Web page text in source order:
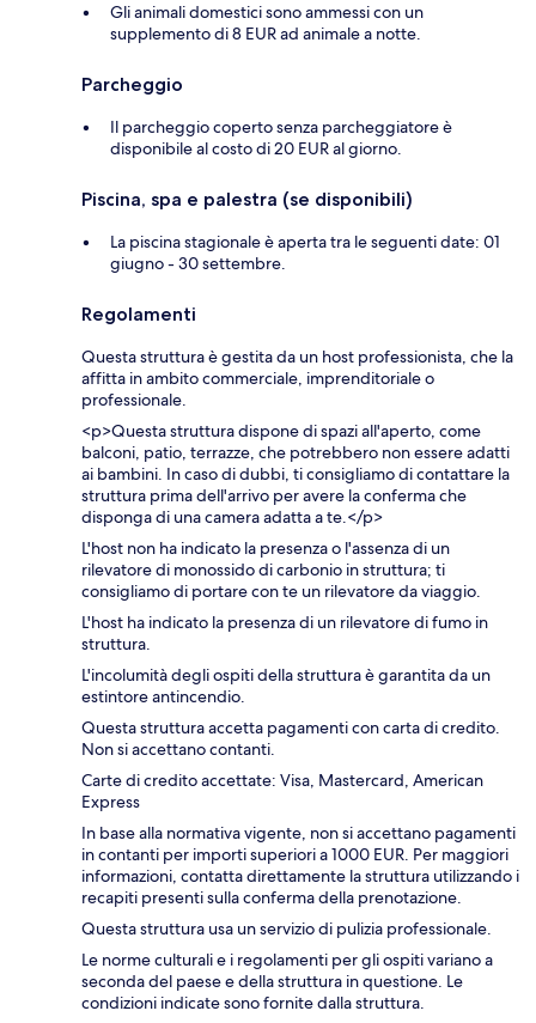
Gli animali domestici sono ammessi con un
supplemento di 8 EUR ad animale a notte.
Parcheggio
Il parcheggio coperto senza parcheggiatore è
disponibile al costo di 20 EUR al giorno.
Piscina, spa e palestra (se disponibili)
La piscina stagionale è aperta tra le seguenti date: 01
giugno - 30 settembre.
Regolamenti
Questa struttura è gestita da un host professionista, che la
affitta in ambito commerciale, imprenditoriale o
professionale.
<p>Questa struttura dispone di spazi all'aperto, come
balconi, patio, terrazze, che potrebbero non essere adatti
ai bambini. In caso di dubbi, ti consigliamo di contattare la
struttura prima dell'arrivo per avere la conferma che
disponga di una camera adatta a te.</p>
L'host non ha indicato la presenza o l'assenza di un
rilevatore di monossido di carbonio in struttura; ti
consigliamo di portare con te un rilevatore da viaggio.
L'host ha indicato la presenza di un rilevatore di fumo in
struttura.
L'incolumità degli ospiti della struttura è garantita da un
estintore antincendio.
Questa struttura accetta pagamenti con carta di credito.
Non si accettano contanti.
Carte di credito accettate: Visa, Mastercard, American
Express
In base alla normativa vigente, non si accettano pagamenti
in contanti per importi superiori a 1000 EUR. Per maggiori
informazioni, contatta direttamente la struttura utilizzando i
recapiti presenti sulla conferma della prenotazione.
Questa struttura usa un servizio di pulizia professionale.
Le norme culturali e i regolamenti per gli ospiti variano a
seconda del paese e della struttura in questione. Le
condizioni indicate sono fornite dalla struttura.